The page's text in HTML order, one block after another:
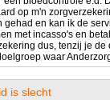
op m'n
gehad en kan ik de
met incasso's en
dus, tenzij je
waar
is slecht